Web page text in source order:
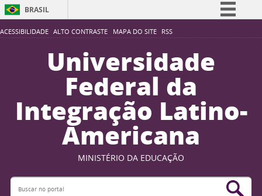
ACESSIBILIDADE ALTO CONTRASTE MAPA DO SITE RSS
BRASIL
Simplifique!
Participe
Acesso à informação
Legislação
Canais
Universidade
Federal da
Integração Latino-
Americana
MINISTÉRIO DA EDUCAÇÃO
Buscar no portal